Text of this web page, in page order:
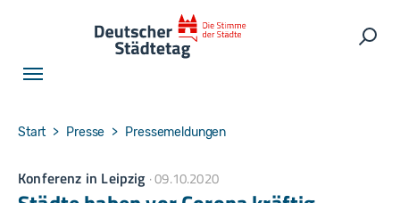
You are here:
Start Presse Pressemeldungen
Konferenz in Leipzig 09.10.2020